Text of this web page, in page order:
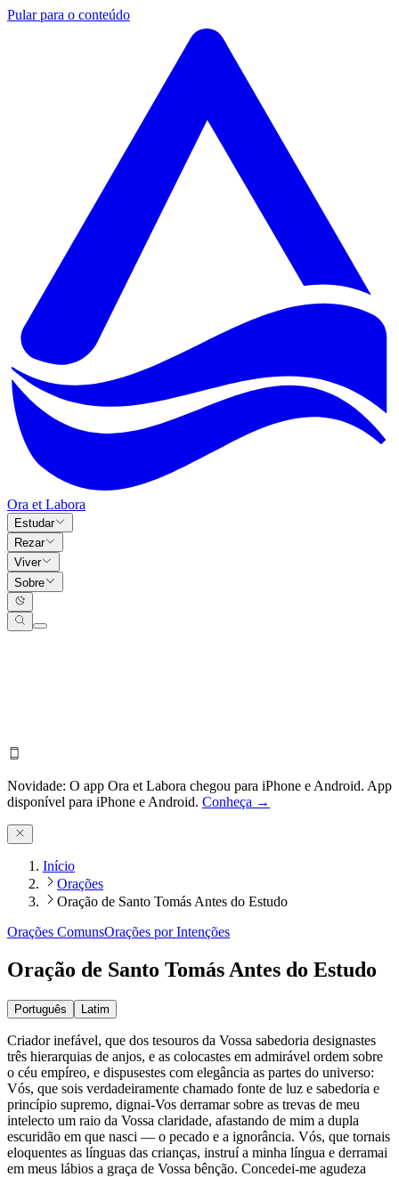
Pular para o conteúdo
Ora et Labora
Estudar
Rezar
Viver
Sobre
Novidade: O app Ora et Labora chegou para iPhone e Android. App
disponível para iPhone e Android. Conheça →
Início
Orações
Oração de Santo Tomás Antes do Estudo
Orações ComunsOrações por Intenções
Oração de Santo Tomás Antes do Estudo
Português Latim
Criador inefável, que dos tesouros da Vossa sabedoria designastes
três hierarquias de anjos, e as colocastes em admirável ordem sobre
o céu empíreo, e dispusestes com elegância as partes do universo:
Vós, que sois verdadeiramente chamado fonte de luz e sabedoria e
princípio supremo, dignai-Vos derramar sobre as trevas de meu
intelecto um raio da Vossa claridade, afastando de mim a dupla
escuridão em que nasci — o pecado e a ignorância. Vós, que tornais
eloquentes as línguas das crianças, instruí a minha língua e derramai
em meus lábios a graça de Vossa bênção. Concedei-me agudeza